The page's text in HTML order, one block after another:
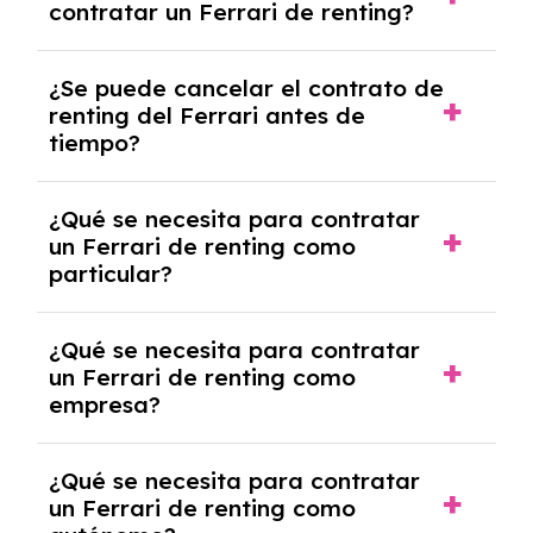
incluido dentro de las cuotas mensuales.
contratar un Ferrari de renting?
tendrás que pagar ningún tipo de entrada
salvo en casos que lo exija el proveedor
debido al resultado del estudio de viabilidad
económica.
¿Se puede cancelar el contrato de
renting del Ferrari antes de
tiempo?
pero puede haber penalizaciones por
cancelación anticipada. Es importante revisar
las condiciones del contrato y hablar con un
experto que te asesore.
¿Qué se necesita para contratar
un Ferrari de renting como
particular?
y, en algunos casos, una consulta de solvencia
crediticia y un pago inicial.
¿Qué se necesita para contratar
un Ferrari de renting como
empresa?
documentación financiera y, en algunos
casos, un informe de solvencia de la empresa
¿Qué se necesita para contratar
un Ferrari de renting como